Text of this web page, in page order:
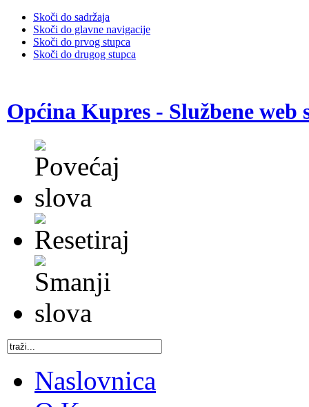
Skoči do sadržaja
Skoči do glavne navigacije
Skoči do prvog stupca
Skoči do drugog stupca
Općina Kupres - Službene web
Naslovnica